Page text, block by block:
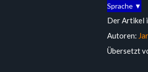
Sprache ▼
Der Artikel
Autoren:
Übersetzt